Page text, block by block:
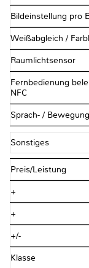
Bildeinstellung pro
Weißabgleich /
Raumlichtsensor
Fernbedienung
NFC
Sprach- /
Sonstiges
Preis/Leistung
+
+
+/-
Klasse